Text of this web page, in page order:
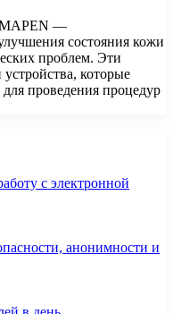
—
состояния кожи
проблем. Эти
которые
проведения процедур
с электронной
анонимности и